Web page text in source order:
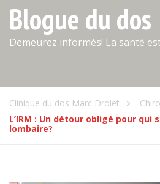
Blogue du dos
Demeurez informés! La santé
Clinique du dos Marc Drolet
L’IRM : Un détour obligé pour qui
lombaire?